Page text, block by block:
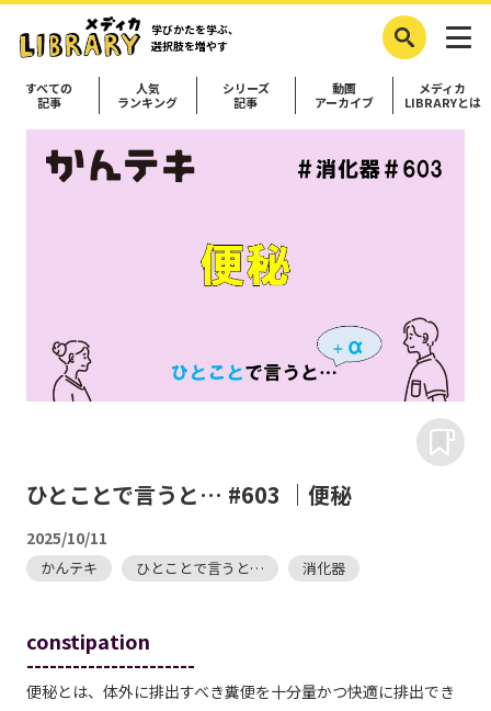
学びかたを学ぶ、
選択肢を増やす
すべての
記事
人気
ランキング
シリーズ
記事
動画
アーカイブ
メディカ
LIBRARYとは
ひとことで言うと… #603 ｜便秘
2025/10/11
かんテキ ひとことで言うと… 消化器
constipation
----------------------
便秘とは、体外に排出すべき糞便を十分量かつ快適に排出でき